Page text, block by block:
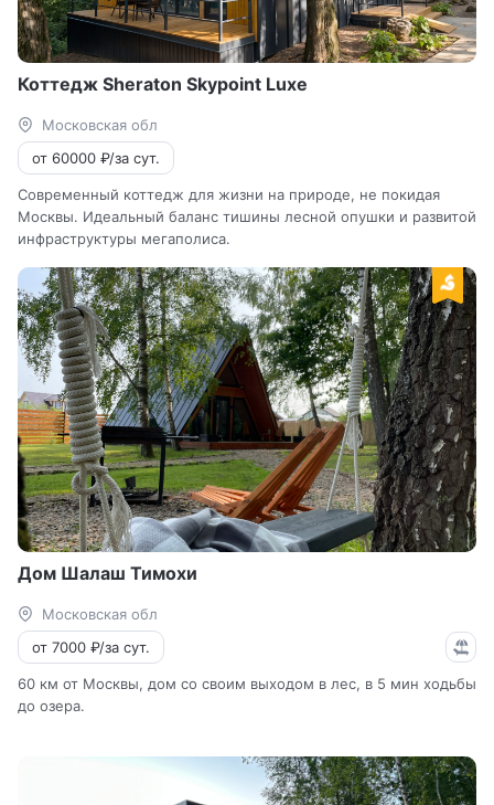
Коттедж Sheraton Skypoint Luxe
Московская обл
от 60000 ₽/за сут.
Современный коттедж для жизни на природе, не покидая
Москвы. Идеальный баланс тишины лесной опушки и развитой
инфраструктуры мегаполиса.
Дом Шалаш Тимохи
Московская обл
от 7000 ₽/за сут.
60 км от Москвы, дом со своим выходом в лес, в 5 мин ходьбы
до озера.